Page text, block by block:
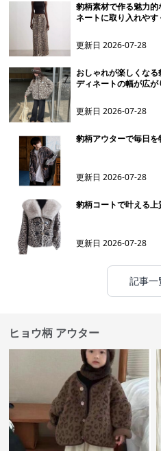
豹柄素材で作る魅力
ネートに取り入れや
更新日2026-07-28
おしゃれが楽しくな
ディネートの幅が広
更新日2026-07-28
豹柄アウターで毎日
更新日2026-07-28
豹柄コートで叶える
更新日2026-07-28
記事一
ヒョウ柄 アウター